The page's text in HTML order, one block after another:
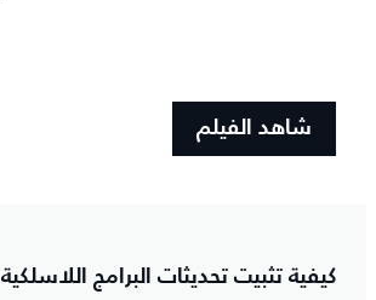
شاهد الفيلم
كيفية تثبيت تحديثات البرامج اللاسلكية